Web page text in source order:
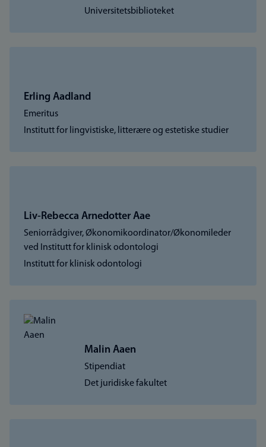
Universitetsbiblioteket
Erling Aadland
Emeritus
Institutt for lingvistiske, litterære og estetiske studier
Liv-Rebecca Arnedotter Aae
Seniorrådgiver, Økonomikoordinator/Økonomileder
ved Institutt for klinisk odontologi
Institutt for klinisk odontologi
Malin Aaen
Stipendiat
Det juridiske fakultet